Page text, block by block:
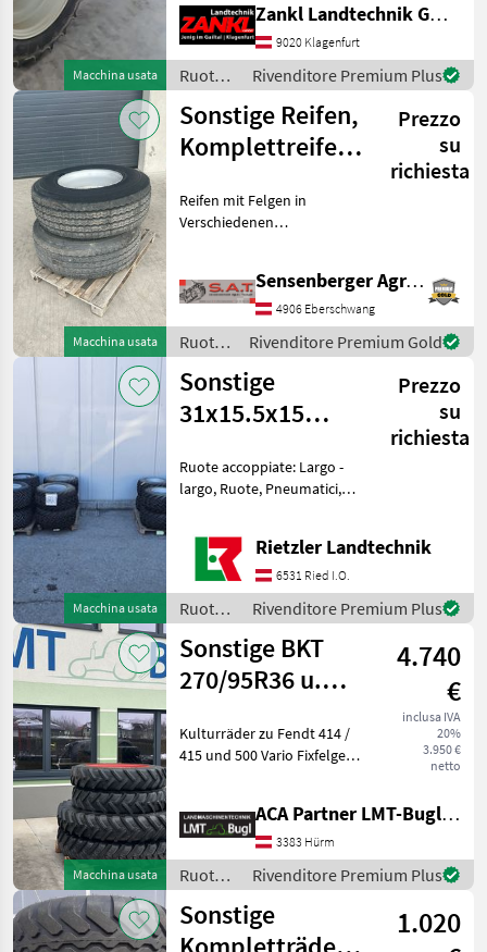
MARKETPLACE
Marketplace
Offerte dei
rivenditori
Annunci
Macchina usata
Anteriore MITAS AC85
320/85R34 25% Carreggiata:
218 cm Adatte
Zankl Landtechnik GmbH
9020 Klagenfurt
Ruote/pneumatici/cerchioni
/
Sonstige
Rivenditore Premium Plus
Macchina usata
Sonstige Reifen,
Komplettreifen,
Prezzo
su
richiesta
Reifen mit Felgen in
Verschiedenen
385/65R22.5 8 Lochfelge
ET0 -Komplettrad
Goodyear Gebraucht 2 Stk.
385/65R22.5 8 Loch
Sensenberger Agrar-Technik
4906 Eberschwang
Ruote/pneumatici/cerchioni
/
Sonstige
Rivenditore Premium Gold
Macchina usata
Sonstige
31x15.5x15
425x55r17
Prezzo
su
richiesta
Ruote accoppiate: Largo -
largo, Ruote, Pneumatici,
Ruote completeRietzler Landtechnik
6531 Ried I.O.
Ruote/pneumatici/cerchioni
/
Sonstige
Rivenditore Premium Plus
Macchina usata
Sonstige BKT
270/95R36 u.
4.740
€
inclusa IVA
20%
3.950 €
netto
Kulturräder zu Fendt 414 /
415 und 500 Vario Fixfelgen
320/90R50 8Loch Tipo di
macchina: Trattori, Tipo di
costruzione
ACA Partner LMT-Bugl GmbH
3383 Hürm
Ruote/pneumatici/cerchioni
/
Sonstige
Rivenditore Premium Plus
Sonstige
1.020